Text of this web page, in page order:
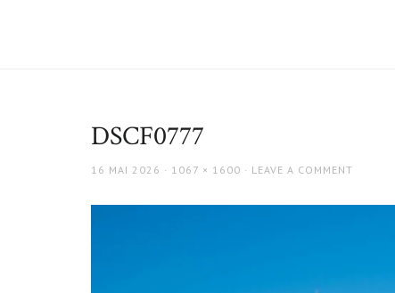
DSCF0777
POSTED
16 MAI 2026
FULL
1067 × 1600 LEAVE A COMMENT